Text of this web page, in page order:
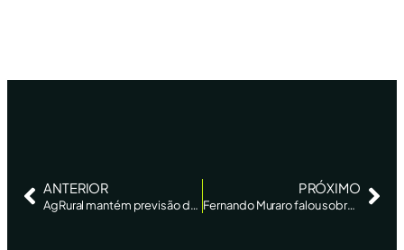
ANTERIOR
AgRural mantém previsão de safra de soja recorde no Brasil; vê aumento para milho – Reuters News
PRÓXIMO
Fernando Muraro falou sobre o mercado da soja no Canal Rural